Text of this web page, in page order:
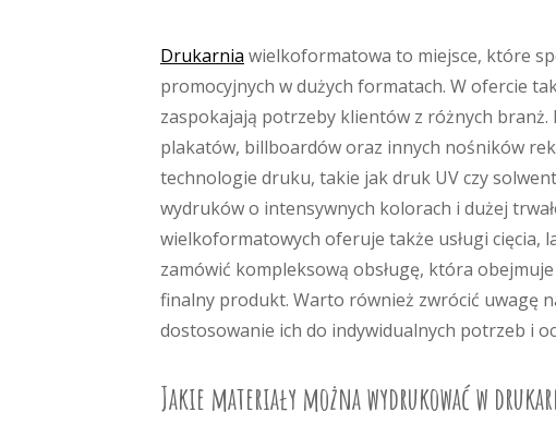
Drukarnia wielkoformatowa to miejsce, które
promocyjnych w dużych formatach. W ofercie
zaspokajają potrzeby klientów z różnych
plakatów, billboardów oraz innych nośników
technologie druku, takie jak druk UV czy
wydruków o intensywnych kolorach i dużej
wielkoformatowych oferuje także usługi cięcia,
zamówić kompleksową obsługę, która
finalny produkt. Warto również zwrócić uwagę
dostosowanie ich do indywidualnych potrzeb i
Jakie materiały można wydrukować w